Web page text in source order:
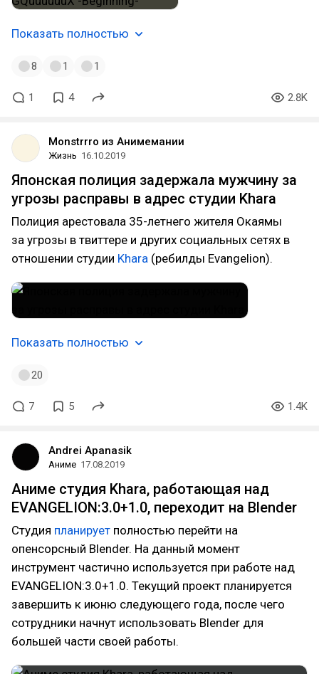
Показать полностью
8 1 1
1 4 2.8K
Monstrrro из Анимемании
Жизнь 16.10.2019
Японская полиция задержала мужчину за
угрозы расправы в адрес студии Khara
Полиция арестовала 35-летнего жителя Окаямы
за угрозы в твиттере и других социальных сетях в
отношении студии Khara (ребилды Evangelion).
Показать полностью
20
7 5 1.4K
Andrei Apanasik
Аниме 17.08.2019
Аниме студия Khara, работающая над
EVANGELION:3.0+1.0, переходит на Blender
Студия планирует полностью перейти на
опенсорсный Blender. На данный момент
инструмент частично используется при работе над
EVANGELION:3.0+1.0. Текущий проект планируется
завершить к июню следующего года, после чего
сотрудники начнут использовать Blender для
большей части своей работы.